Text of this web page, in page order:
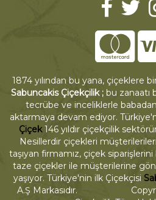
1874 yılından bu yana, çiçeklere
Sabuncakis Çiçekçilik ; bu zanaatı
tecrübe ve inceliklerle
aktarmaya devam ediyor.
Çiçek146 yıldır çiçekçilik
Nesillerdir çiçekleri
taşıyan firmamız, çiçek
taze çiçekler ile müşterilerine
yaşıyor. Türkiye'nin ilk Çiçekçisi
A.Ş Markasıdır.